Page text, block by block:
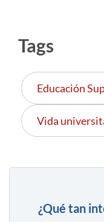
Tags
Educación
Vida
¿Qué tan